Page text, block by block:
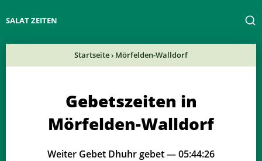
SALAT ZEITEN
Startseite› Mörfelden-Walldorf
Gebetszeiten in
Mörfelden-Walldorf
Weiter Gebet Dhuhr gebet —05:44:26